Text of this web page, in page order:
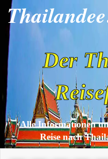
Der
Alle Informationen
Reise nach